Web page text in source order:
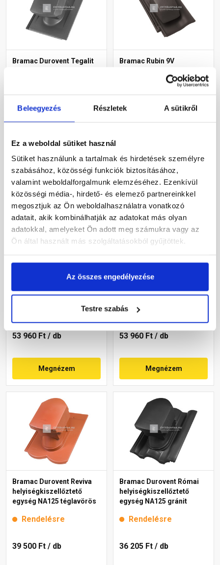
Beleegyezés Részletek A sütikről
Ez a weboldal sütiket használ
Sütiket használunk a tartalmak és hirdetések személyre
szabásához, közösségi funkciók biztosításához,
valamint weboldalforgalmunk elemzéséhez. Ezenkívül
közösségi média-, hirdető- és elemező partnereinkkel
megosztjuk az Ön weboldalhasználatra vonatkozó
adatait, akik kombinálhatják az adatokat más olyan
adatokkal, amelyeket Ön adott meg számukra vagy az
Ön által használt más szolgáltatásokból gyűjtöttek.
Az összes engedélyezése
Testre szabás
Bramac Durovent Tegalit
74 110 Ft/ db
Megnézem
Bramac Rubin 9V
cserép antracit
Megnézem
helyiségszellőző egység
HV160 carbon
53 960 Ft / db
Megnézem
helyiségszellőző egység
HV160 korall
Rendelésre
53 960 Ft / db
Megnézem
Bramac Durovent Reviva
helyiségkiszellőztető
egység NA125 téglavörös
Rendelésre
39 500 Ft / db
Bramac Durovent Római
helyiségkiszellőztető
egység NA125 gránit
Rendelésre
36 205 Ft / db